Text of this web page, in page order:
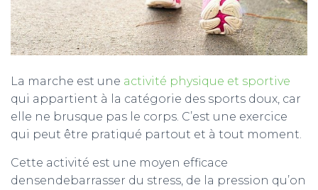
La marche est une activité physique et sportive
qui appartient à la catégorie des sports doux, car
elle ne brusque pas le corps. C’est une exercice
qui peut être pratiqué partout et à tout moment.
Cette activité est une moyen efficace
densendebarrasser du stress, de la pression qu’on